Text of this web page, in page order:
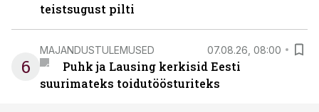
teistsugust pilti
6
MAJANDUSTULEMUSED 07.08.26, 08:00
Puhk ja Lausing kerkisid Eesti
suurimateks toidutöösturiteks